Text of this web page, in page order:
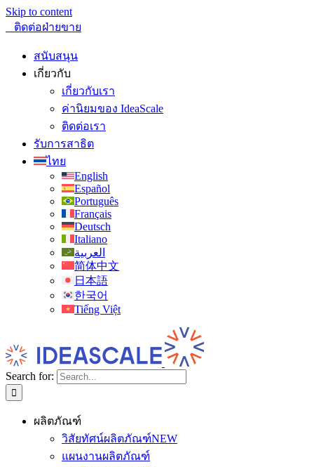
Skip to content
ติดต่อฝ่ายขาย
สนับสนุน
เกี่ยวกับ
เกี่ยวกับเรา
ค่านิยมของ IdeaScale
ติดต่อเรา
รับการสาธิต
ไทย
English
Español
Português
Français
Deutsch
Italiano
العربية
简体中文
日本語
한국어
Tiếng Việt
Search for:
ผลิตภัณฑ์
วิสัยทัศน์ผลิตภัณฑ์NEW
แผนงานผลิตภัณฑ์